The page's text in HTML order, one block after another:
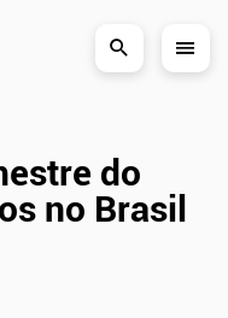
do
no Brasil